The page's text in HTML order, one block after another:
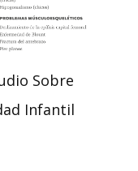
Sobre
Infantil